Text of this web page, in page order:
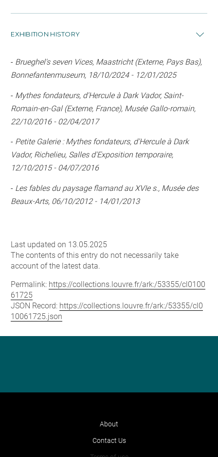
EXHIBITION HISTORY
- Brueghel's seven Vices, Maastricht (Externe, Pays Bas),
Bonnefantenmuseum, 18/10/2024 - 12/01/2025
- Mythes fondateurs, d'Hercule à Dark Vador, Saint-
Romain-en-Gal (Externe, France), Musée Gallo-romain,
22/10/2016 - 02/04/2017
- Petite Galerie : Mythes fondateurs, d'Hercule à Dark
Vador, Richelieu, Salles d'Exposition temporaire,
12/10/2015 - 04/07/2016
- Les fables du paysage flamand au XVIe s., Musée des
Beaux-Arts, 06/10/2012 - 14/01/2013
Last updated on 13.05.2025
The contents of this entry do not necessarily take
account of the latest data.
Permalink: https://collections.louvre.fr/ark:/53355/cl0100
61725
JSON Record: https://collections.louvre.fr/ark:/53355/cl0
10061725.json
About
Contact Us